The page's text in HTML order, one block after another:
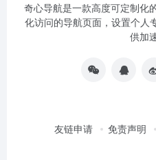
奇心导航是一款高度可定制化
化访问的导航页面，设置个人
供加
友链申请 免责声明